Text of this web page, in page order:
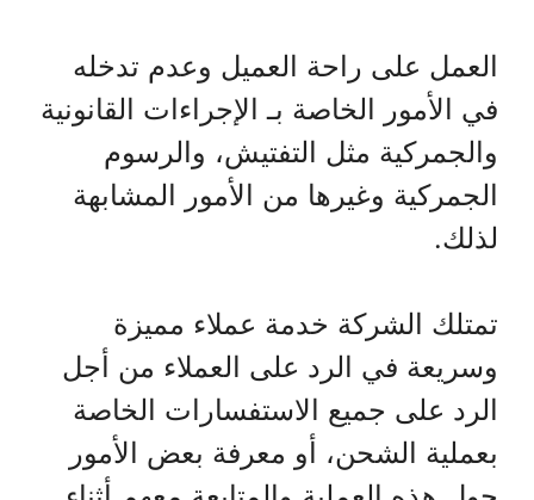
العمل على راحة العميل وعدم تدخله
في الأمور الخاصة بـ الإجراءات القانونية
والجمركية مثل التفتيش، والرسوم
الجمركية وغيرها من الأمور المشابهة
لذلك.
تمتلك الشركة خدمة عملاء مميزة
وسريعة في الرد على العملاء من أجل
الرد على جميع الاستفسارات الخاصة
بعملية الشحن، أو معرفة بعض الأمور